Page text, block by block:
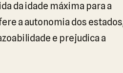
da idade máxima para a
a autonomia dos
e prejudica a